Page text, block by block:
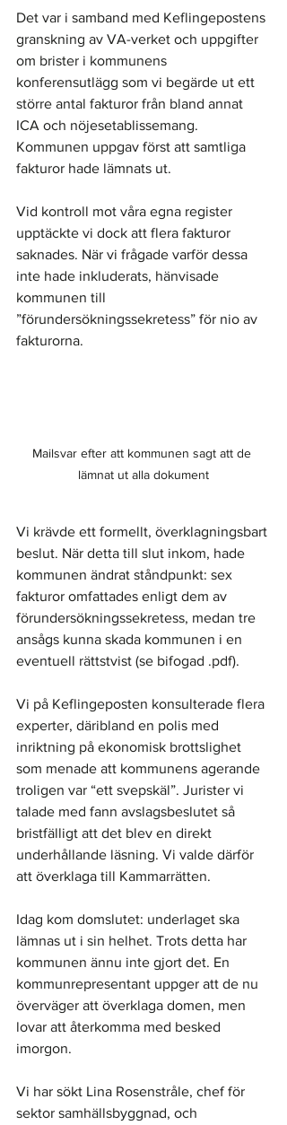
Det var i samband med Keflingepostens
granskning av VA-verket och uppgifter
om brister i kommunens
konferensutlägg som vi begärde ut ett
större antal fakturor från bland annat
ICA och nöjesetablissemang.
Kommunen uppgav först att samtliga
fakturor hade lämnats ut.
Vid kontroll mot våra egna register
upptäckte vi dock att flera fakturor
saknades. När vi frågade varför dessa
inte hade inkluderats, hänvisade
kommunen till
”förundersökningssekretess” för nio av
fakturorna.
Mailsvar efter att kommunen sagt att de
lämnat ut alla dokument
Vi krävde ett formellt, överklagningsbart
beslut. När detta till slut inkom, hade
kommunen ändrat ståndpunkt: sex
fakturor omfattades enligt dem av
förundersökningssekretess, medan tre
ansågs kunna skada kommunen i en
eventuell rättstvist (se bifogad .pdf).
Vi på Keflingeposten konsulterade flera
experter, däribland en polis med
inriktning på ekonomisk brottslighet
som menade att kommunens agerande
troligen var “ett svepskäl”. Jurister vi
talade med fann avslagsbeslutet så
bristfälligt att det blev en direkt
underhållande läsning. Vi valde därför
att överklaga till Kammarrätten.
Idag kom domslutet: underlaget ska
lämnas ut i sin helhet. Trots detta har
kommunen ännu inte gjort det. En
kommunrepresentant uppger att de nu
överväger att överklaga domen, men
lovar att återkomma med besked
imorgon.
Vi har sökt Lina Rosenstråle, chef för
sektor samhällsbyggnad, och